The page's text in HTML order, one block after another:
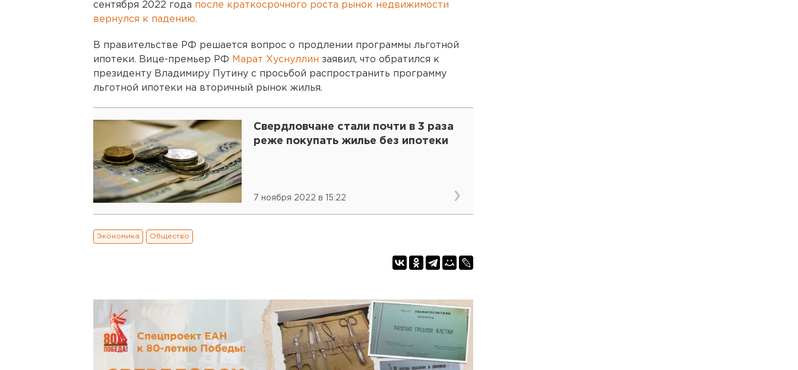
сентября 2022 года после краткосрочного роста рынок недвижимости
вернулся к падению.
В правительстве РФ решается вопрос о продлении программы льготной
ипотеки. Вице-премьер РФ Марат Хуснуллин заявил, что обратился к
президенту Владимиру Путину с просьбой распространить программу
льготной ипотеки на вторичный рынок жилья.
Свердловчане стали почти в 3 раза
реже покупать жилье без ипотеки
7 ноября 2022 в 15:22
Экономика Общество